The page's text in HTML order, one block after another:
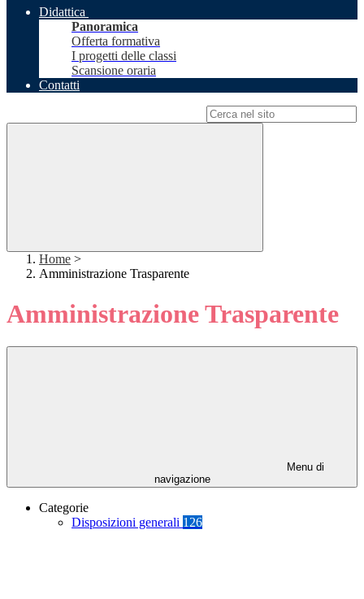
Didattica
Panoramica
Offerta formativa
I progetti delle classi
Scansione oraria
Contatti
Home >
Amministrazione Trasparente
Amministrazione Trasparente
Menu di
navigazione
Categorie
Disposizioni generali 126